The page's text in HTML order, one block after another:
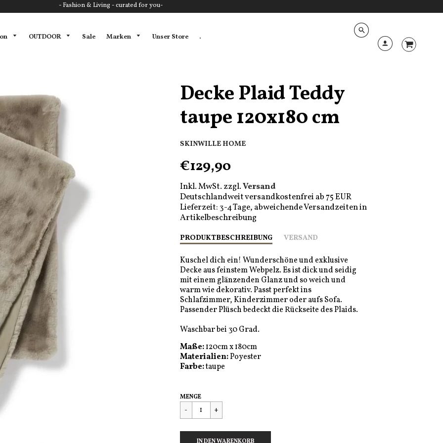
- Fashion & Living - curated for you-
OUTDOOR Sale Marken Unser Store .
Decke Plaid Teddy
taupe 120x180 cm
SKINWILLE HOME
€129,90
Inkl. MwSt. zzgl.Versand
Deutschlandweit versandkostenfrei ab 75 EUR
Lieferzeit: 3-4 Tage, abweichende Versandzeiten in
Artikelbeschreibung
PRODUKTBESCHREIBUNG VERSAND
Kuschel dich ein! Wunderschöne und exklusive
Decke aus feinstem Webpelz. Es ist dick und seidig
mit einem glänzenden Glanz und so weich und
warm wie dekorativ. Passt perfekt ins
Schlafzimmer, Kinderzimmer oder aufs Sofa.
Passender Plüsch bedeckt die Rückseite des Plaids.
Waschbar bei 30 Grad.
Maße:120cm x 180cm
Materialien:Poyester
Farbe:taupe
Regulärer
€129,90
MENGE